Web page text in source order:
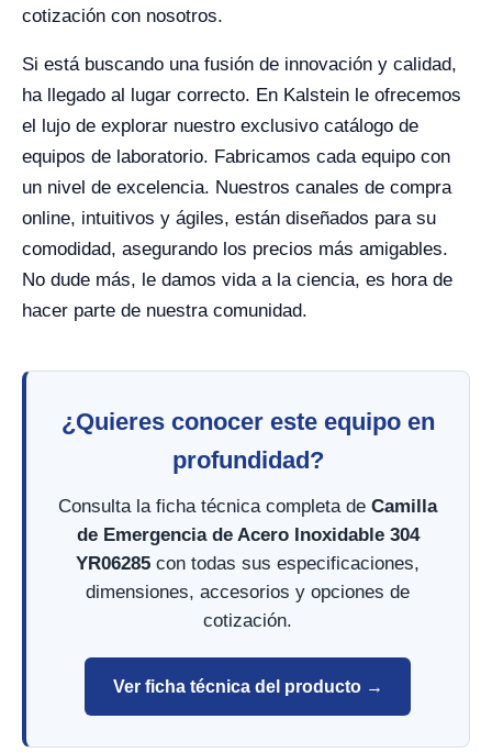
cotización con nosotros.
Si está buscando una fusión de innovación y calidad,
ha llegado al lugar correcto. En Kalstein le ofrecemos
el lujo de explorar nuestro exclusivo catálogo de
equipos de laboratorio. Fabricamos cada equipo con
un nivel de excelencia. Nuestros canales de compra
online, intuitivos y ágiles, están diseñados para su
comodidad, asegurando los precios más amigables.
No dude más, le damos vida a la ciencia, es hora de
hacer parte de nuestra comunidad.
¿Quieres conocer este equipo en
profundidad?
Consulta la ficha técnica completa de Camilla
de Emergencia de Acero Inoxidable 304
YR06285 con todas sus especificaciones,
dimensiones, accesorios y opciones de
cotización.
Ver ficha técnica del producto →